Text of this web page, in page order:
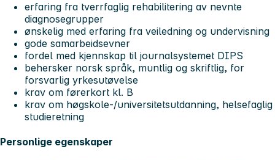
erfaring fra tverrfaglig rehabilitering av nevnte
diagnosegrupper
ønskelig med erfaring fra veiledning og undervisning
gode samarbeidsevner
fordel med kjennskap til journalsystemet DIPS
behersker norsk språk, muntlig og skriftlig, for
forsvarlig yrkesutøvelse
krav om førerkort kl. B
krav om høgskole-/universitetsutdanning, helsefaglig
studieretning
Personlige egenskaper